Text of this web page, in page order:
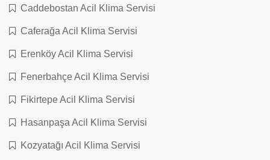
Caddebostan Acil Klima Servisi
Caferağa Acil Klima Servisi
Erenköy Acil Klima Servisi
Fenerbahçe Acil Klima Servisi
Fikirtepe Acil Klima Servisi
Hasanpaşa Acil Klima Servisi
Kozyatağı Acil Klima Servisi